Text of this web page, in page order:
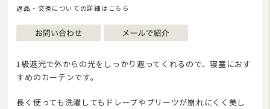
返品・交換についての詳細はこちら
1級遮光で外からの光をしっかり遮ってくれるので、寝室におす
すめのカーテンです。
長く使っても洗濯してもドレープやプリーツが崩れにくく美し
布団セット/組布団
毛布